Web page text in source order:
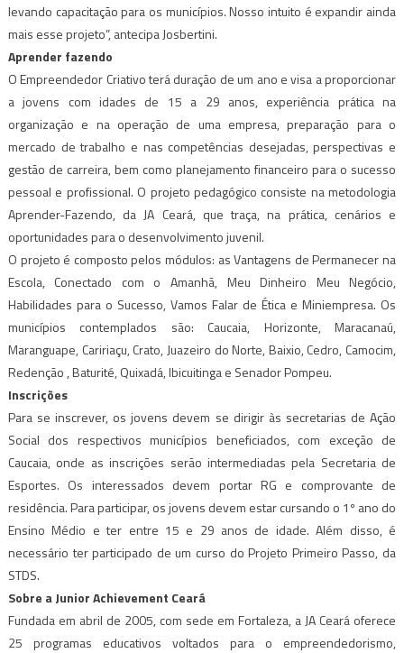
levando capacitação para os municípios. Nosso intuito é expandir ainda
mais esse projeto”, antecipa Josbertini.
Aprender fazendo
O Empreendedor Criativo terá duração de um ano e visa a proporcionar
a jovens com idades de 15 a 29 anos, experiência prática na
organização e na operação de uma empresa, preparação para o
mercado de trabalho e nas competências desejadas, perspectivas e
gestão de carreira, bem como planejamento financeiro para o sucesso
pessoal e profissional. O projeto pedagógico consiste na metodologia
Aprender-Fazendo, da JA Ceará, que traça, na prática, cenários e
oportunidades para o desenvolvimento juvenil.
O projeto é composto pelos módulos: as Vantagens de Permanecer na
Escola, Conectado com o Amanhã, Meu Dinheiro Meu Negócio,
Habilidades para o Sucesso, Vamos Falar de Ética e Miniempresa. Os
municípios contemplados são: Caucaia, Horizonte, Maracanaú,
Maranguape, Caririaçu, Crato, Juazeiro do Norte, Baixio, Cedro, Camocim,
Redenção , Baturité, Quixadá, Ibicuitinga e Senador Pompeu.
Inscrições
Para se inscrever, os jovens devem se dirigir às secretarias de Ação
Social dos respectivos municípios beneficiados, com exceção de
Caucaia, onde as inscrições serão intermediadas pela Secretaria de
Esportes. Os interessados devem portar RG e comprovante de
residência. Para participar, os jovens devem estar cursando o 1º ano do
Ensino Médio e ter entre 15 e 29 anos de idade. Além disso, é
necessário ter participado de um curso do Projeto Primeiro Passo, da
STDS.
Sobre a Junior Achievement Ceará
Fundada em abril de 2005, com sede em Fortaleza, a JA Ceará oferece
25 programas educativos voltados para o empreendedorismo,